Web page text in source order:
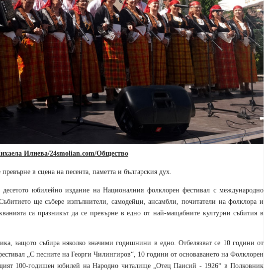
Илиева/24smolian.com/Общество
в сцена на песента, паметта и българския дух.
юбилейно издание на Националния фолклорен фестивал с международно
ще събере изпълнители, самодейци, ансамбли, почитатели на фолклора и
са празникът да се превърне в едно от най-мащабните културни събития в
защото събира няколко значими годишнини в едно. Отбелязват се 10 години от
„С песните на Георги Чилингиров“, 10 години от основаването на Фолклорен
100-годишен юбилей на Народно читалище „Отец Паисий - 1926“ в Полковник